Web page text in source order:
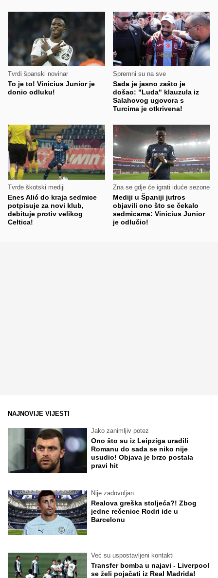
Tvrdi španski novinar
To je to! Vinicius Junior je
donio odluku!
Spremni su na sve
Sada je jasno zašto je
došao: "Luda" klauzula iz
Salahovog ugovora s
Turcima je otkrivena!
Tvrde škotski mediji
Enes Alić do kraja sedmice
potpisuje za novi klub,
debituje protiv velikog
Celtica!
Zna se gdje će igrati iduće sezone
Mediji u Španiji jutros
objavili ono što se čekalo
sedmicama: Vinicius Junior
je odlučio!
NAJNOVIJE VIJESTI
Jako zanimljiv potez
Ono što su iz Leipziga uradili
Romanu do sada se niko nije
usudio! Objava je brzo postala
pravi hit
Nije zadovoljan
Realova greška stoljeća?! Zbog
jedne rečenice Rodri ide u
Barcelonu
Već su uspostavljeni kontakti
Transfer bomba u najavi - Liverpool
se želi pojačati iz Real Madrida!